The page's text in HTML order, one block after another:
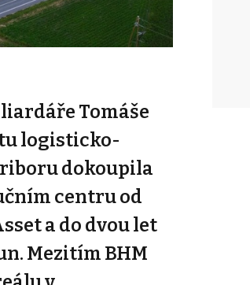
Tomáše
logisticko-
dokoupila
centru od
a do dvou let
Mezitím BHM